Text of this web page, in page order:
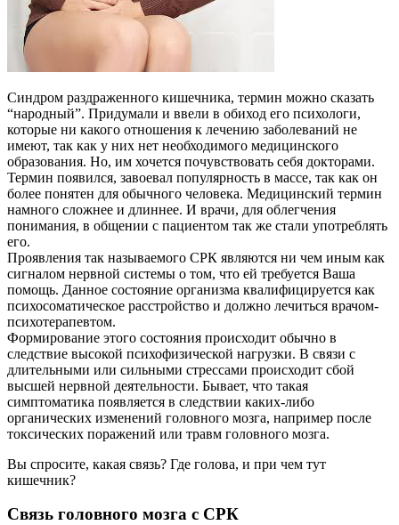
Синдром раздраженного кишечника, термин можно сказать
“народный”. Придумали и ввели в обиход его психологи,
которые ни какого отношения к лечению заболеваний не
имеют, так как у них нет необходимого медицинского
образования. Но, им хочется почувствовать себя докторами.
Термин появился, завоевал популярность в массе, так как он
более понятен для обычного человека. Медицинский термин
намного сложнее и длиннее. И врачи, для облегчения
понимания, в общении с пациентом так же стали употреблять
его.
Проявления так называемого СРК являются ни чем иным как
сигналом нервной системы о том, что ей требуется Ваша
помощь. Данное состояние организма квалифицируется как
психосоматическое расстройство и должно лечиться врачом-
психотерапевтом.
Формирование этого состояния происходит обычно в
следствие высокой психофизической нагрузки. В связи с
длительными или сильными стрессами происходит сбой
высшей нервной деятельности. Бывает, что такая
симптоматика появляется в следствии каких-либо
органических изменений головного мозга, например после
токсических поражений или травм головного мозга.
Вы спросите, какая связь? Где голова, и при чем тут
кишечник?
Связь головного мозга с СРК